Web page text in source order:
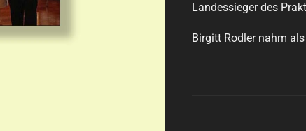
Landessieger des
Birgitt Rodler nahm